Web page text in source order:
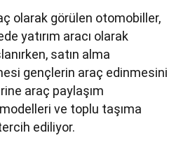
olarak görülen otomobiller,
yatırım aracı olarak
satın alma
gençlerin araç edinmesini
araç paylaşım
ve toplu taşıma
ediliyor.